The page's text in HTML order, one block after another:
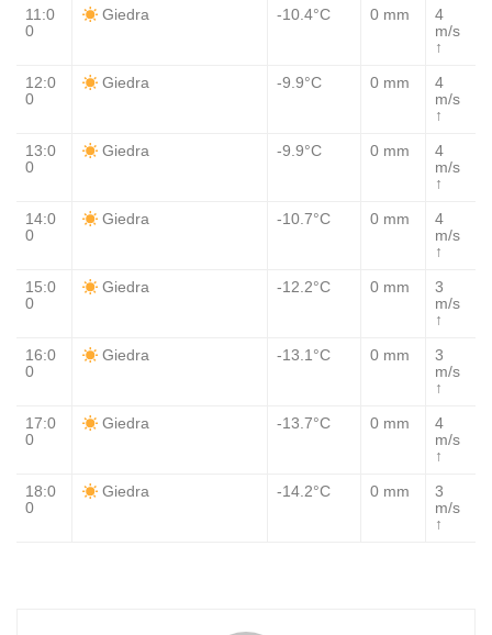
11:0
0
Giedra -10.4°C 0 mm
4
m/s
↑
12:0
0
Giedra -9.9°C 0 mm
4
m/s
↑
13:0
0
Giedra -9.9°C 0 mm
4
m/s
↑
14:0
0
Giedra -10.7°C 0 mm
4
m/s
↑
15:0
0
Giedra -12.2°C 0 mm
3
m/s
↑
16:0
0
Giedra -13.1°C 0 mm
3
m/s
↑
17:0
0
Giedra -13.7°C 0 mm
4
m/s
↑
18:0
0
Giedra -14.2°C 0 mm
3
m/s
↑